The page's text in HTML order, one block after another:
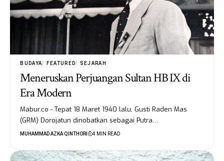
BUDAYA FEATURED SEJARAH
Meneruskan Perjuangan Sultan HB IX di
Era Modern
Mabur.co - Tepat 18 Maret 1940 lalu, Gusti Raden Mas
(GRM) Dorojatun dinobatkan sebagai Putra…
MUHAMMAD AZKA QINTHORI 4 MIN READ